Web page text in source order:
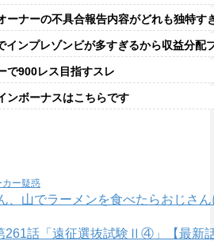
ーナーの不具合報告内容がどれも独特
インプレゾンビが多すぎるから収益分配
で900レス目指すスレ
ンボーナスはこちらです
カー疑惑
、山でラーメンを食べたらおじさ
261話「遠征選抜試験Ⅱ④」【最新